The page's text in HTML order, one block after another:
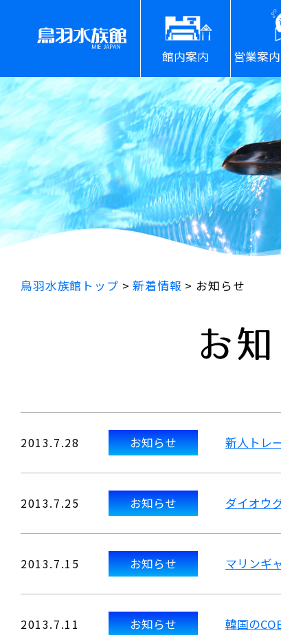
館内案内 営業案
鳥羽水族館トップ >新着情報 > お知らせ
お
2013.7.28 お知らせ 新人トレ
2013.7.25 お知らせ ダイオウ
2013.7.15 お知らせ マリンギ
2013.7.11 お知らせ 韓国の